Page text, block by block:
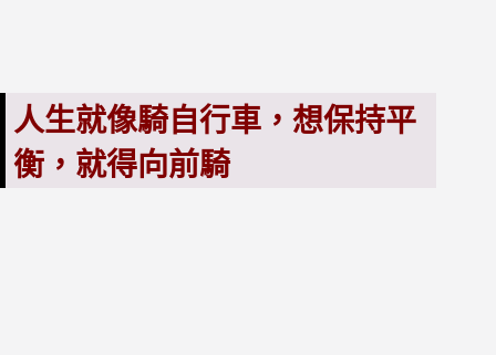
人生就像騎自行車，想保持平
衡，就得向前騎